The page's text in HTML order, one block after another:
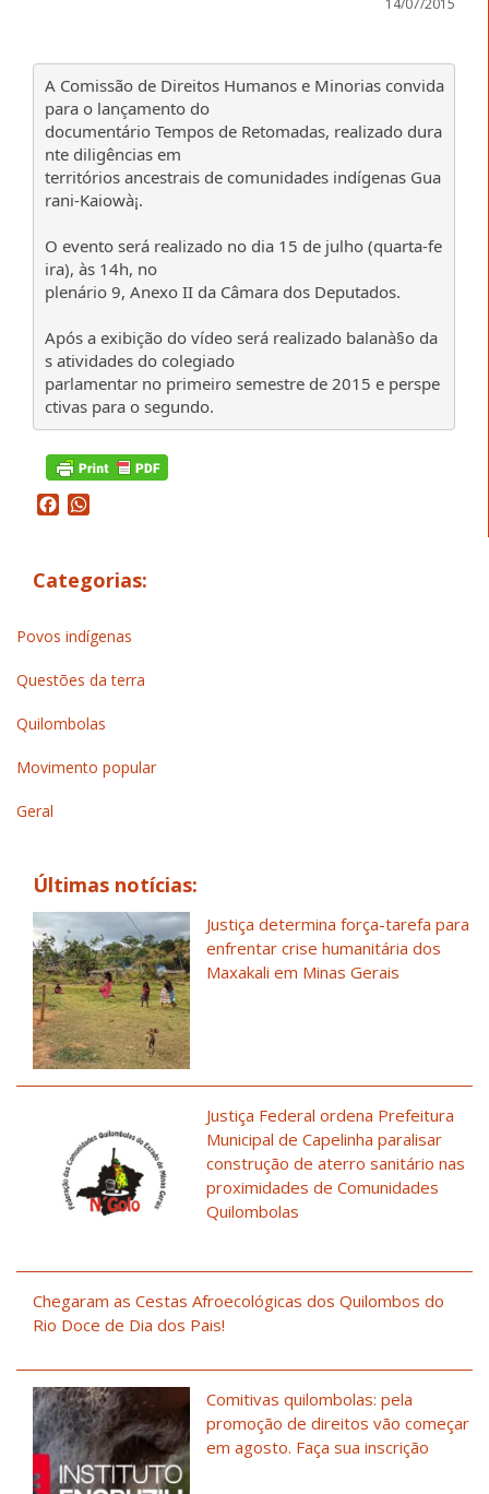
A Comissão de Direitos Humanos e Minorias convida
para o lançamento do
documentário Tempos de Retomadas, realizado dura
nte diligências em
territórios ancestrais de comunidades indígenas Gua
rani-Kaiowà¡.
O evento será realizado no dia 15 de julho (quarta-fe
ira), às 14h, no
plenário 9, Anexo II da Câmara dos Deputados.
Após a exibição do vídeo será realizado balanà§o da
s atividades do colegiado
parlamentar no primeiro semestre de 2015 e perspe
ctivas para o segundo.
Facebook
Categorias:
Povos indígenas
Questões da terra
Quilombolas
Movimento popular
Geral
Últimas notícias:
Justiça determina força-tarefa para
enfrentar crise humanitária dos
Maxakali em Minas Gerais
Justiça Federal ordena Prefeitura
Municipal de Capelinha paralisar
construção de aterro sanitário nas
proximidades de Comunidades
Quilombolas
Chegaram as Cestas Afroecológicas dos Quilombos do
Rio Doce de Dia dos Pais!
Comitivas quilombolas: pela
promoção de direitos vão começar
em agosto. Faça sua inscrição